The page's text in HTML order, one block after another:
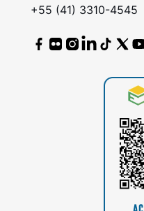
+55 (41) 3310-4545